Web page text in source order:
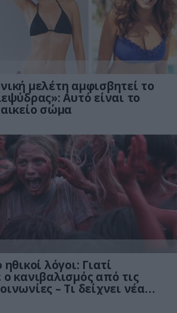
μελέτη αμφισβητεί το
Αυτό είναι το
σώμα
λόγοι: Γιατί
κανιβαλισμός από τις
– Τι δείχνει νέα